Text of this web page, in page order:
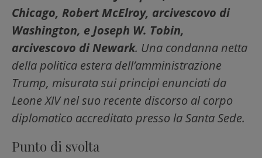
Chicago, Robert McElroy, arcivescovo di
Washington, e Joseph W. Tobin,
arcivescovo di Newark. Una condanna netta
della politica estera dell’amministrazione
Trump, misurata sui principi enunciati da
Leone XIV nel suo recente discorso al corpo
diplomatico accreditato presso la Santa Sede.
Punto di svolta